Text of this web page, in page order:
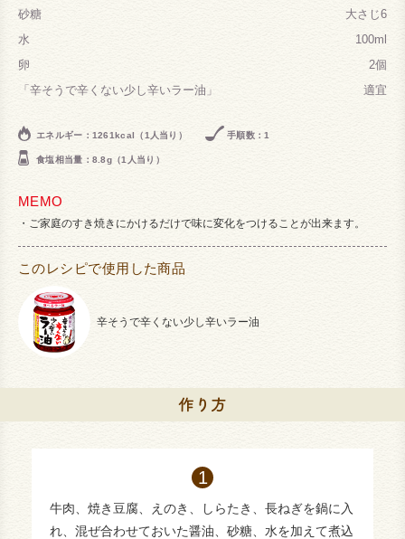
砂糖
大さじ6
水
100ml
卵
2個
「辛そうで辛くない少し辛いラー油」
適宜
エネルギー：1261kcal（1人当り） 手順数：1
食塩相当量：8.8g（1人当り）
MEMO
ご家庭のすき焼きにかけるだけで味に変化をつけることが出来ます。
このレシピで使用した商品
辛そうで辛くない少し辛いラー油
牛肉、焼き豆腐、えのき、しらたき、長ねぎを鍋に入
れ、混ぜ合わせておいた醤油、砂糖、水を加えて煮込